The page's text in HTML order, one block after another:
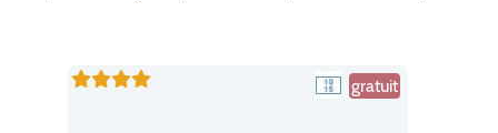
gratuit